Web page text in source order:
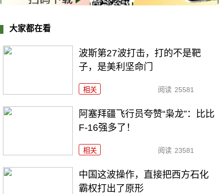
大家都在看
波斯第27波打击，打的不是靶
子，是美利坚命门
相关 阅读 25581
阿塞拜疆飞行员夸赞“枭龙”：比比
F-16强多了！
相关 阅读 23581
中国这波操作，直接把西方石化
霸权打出了原形